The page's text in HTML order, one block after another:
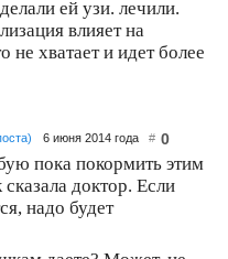
ей узи. лечили.
влияет на
не хватает и идет более
6 июня 2014 года # 0
пока покормить этим
доктор. Если
надо будет